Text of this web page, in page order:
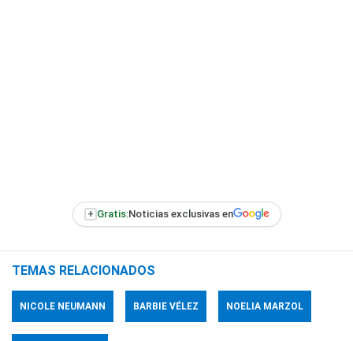
+ Gratis:Noticias exclusivas en
TEMAS RELACIONADOS
NICOLE NEUMANN BARBIE VÉLEZ NOELIA MARZOL